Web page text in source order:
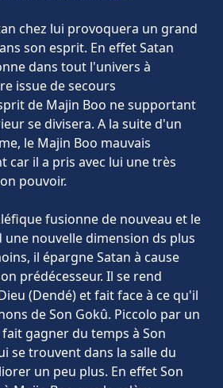
chez lui provoquera un grand
son esprit. En effet Satan
dans tout l'univers à
issue de secours
de Majin Boo ne supportant
se divisera. A la suite d'un
le Majin Boo mauvais
car il a pris avec lui une très
pouvoir.
fusionne de nouveau et le
nouvelle dimension ds plus
il épargne Satan à cause
prédécesseur. Il se rend
(Dendé) et fait face à ce qu'il
de Son Gokû. Piccolo par un
gagner du temps à Son
se trouvent dans la salle du
un peu plus. En effet Son